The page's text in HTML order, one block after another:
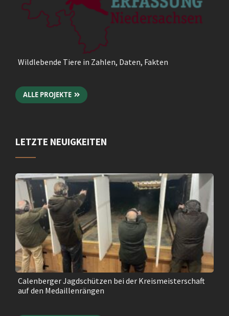
LETZTE NEUIGKEITEN
Calenberger Jagdschützen bei der Kreismeisterschaft
auf den Medaillenrängen
Wildlebende Tiere in Zahlen, Daten, Fakten
ALLE PROJEKTE